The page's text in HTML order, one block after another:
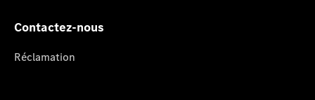
Contactez-nous
Réclamation